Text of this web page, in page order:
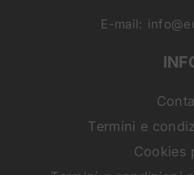
E-mail:
Termini e
Cookies